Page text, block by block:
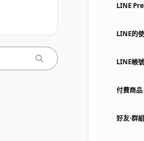
LINE
LINE的
LINE帳
付費商品
好友⋅群組